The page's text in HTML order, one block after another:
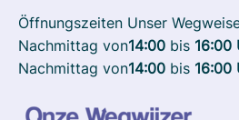
Öffnungszeiten Unser
Nachmittag von14:00 bis 16:00
Nachmittag von14:00 bis 16:00